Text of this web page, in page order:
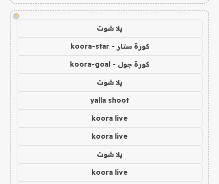
!
يلا شوت
كورة ستار - koora-star
كورة جول - koora-goal
يلا شوت
yalla shoot
koora live
koora live
يلا شوت
koora live